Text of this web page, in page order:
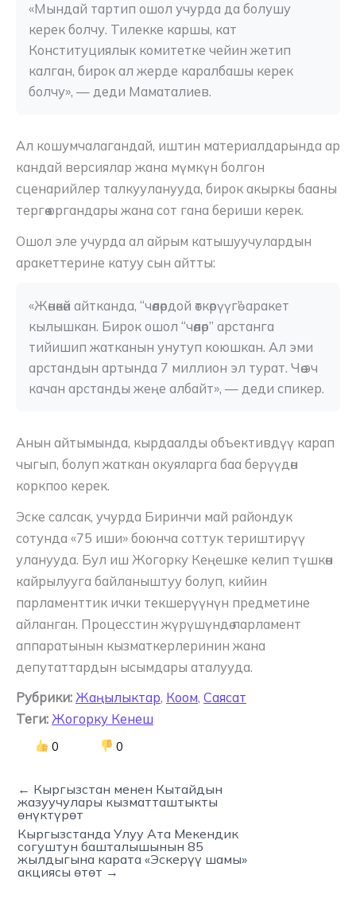
«Мындай тартип ошол учурда да болушу
керек болчу. Тилекке каршы, кат
Конституциялык комитетке чейин жетип
калган, бирок ал жерде каралбашы керек
болчу», — деди Маматалиев.
Ал кошумчалагандай, иштин материалдарында ар
кандай версиялар жана мүмкүн болгон
сценарийлер талкууланууда, бирок акыркы бааны
тергөө органдары жана сот гана бериши керек.
Ошол эле учурда ал айрым катышуучулардын
аракеттерине катуу сын айтты:
«Жөнөкөй айтканда, “чөөлөрдой өткөрүүгө” аракет
кылышкан. Бирок ошол “чөөлөр” арстанга
тийишип жатканын унутуп коюшкан. Ал эми
арстандын артында 7 миллион эл турат. Чөө эч
качан арстанды жеңе албайт», — деди спикер.
Анын айтымында, кырдаалды объективдүү карап
чыгып, болуп жаткан окуяларга баа берүүдөн
коркпоо керек.
Эске салсак, учурда Биринчи май райондук
сотунда «75 иши» боюнча соттук териштирүү
уланууда. Бул иш Жогорку Кеңешке келип түшкөн
кайрылууга байланыштуу болуп, кийин
парламенттик ички текшерүүнүн предметине
айланган. Процесстин жүрүшүндө парламент
аппаратынын кызматкерлеринин жана
депутаттардын ысымдары аталууда.
Рубрики: Жаңылыктар, Коом, Саясат
Теги: Жогорку Кенеш
0 0
← Кыргызстан менен Кытайдын
жазуучулары кызматташтыкты
өнүктүрөт
Кыргызстанда Улуу Ата Мекендик
согуштун башталышынын 85
жылдыгына карата «Эскерүү шамы»
акциясы өтөт →